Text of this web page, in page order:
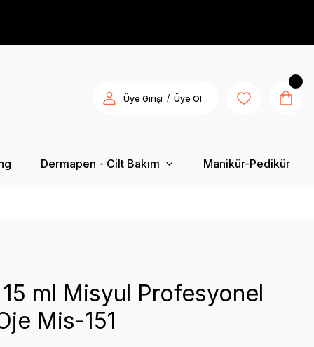
Üye Girişi / Üye Ol
Dermapen - Cilt Bakım Manikür-Pedikür
ml Misyul Profesyonel
Mis-151